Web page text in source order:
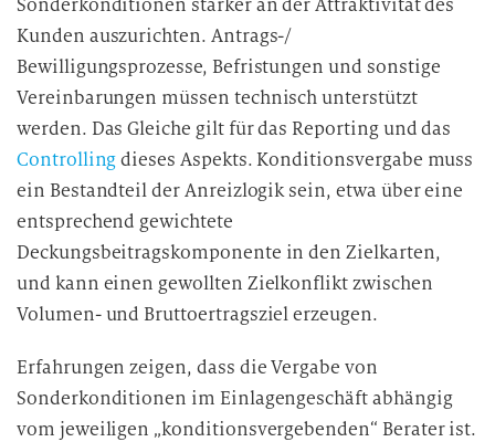
Sonderkonditionen stärker an der Attraktivität des
Kunden auszurichten. Antrags-/
Bewilligungsprozesse, Befristungen und sonstige
Vereinbarungen müssen technisch unterstützt
werden. Das Gleiche gilt für das Reporting und das
Controllingdieses Aspekts. Konditionsvergabe muss
ein Bestandteil der Anreizlogik sein, etwa über eine
entsprechend gewichtete
Deckungsbeitragskomponente in den Zielkarten,
und kann einen gewollten Zielkonflikt zwischen
Volumen- und Bruttoertragsziel erzeugen.
Erfahrungen zeigen, dass die Vergabe von
Sonderkonditionen im Einlagengeschäft abhängig
vom jeweiligen „konditionsvergebenden“ Berater ist.